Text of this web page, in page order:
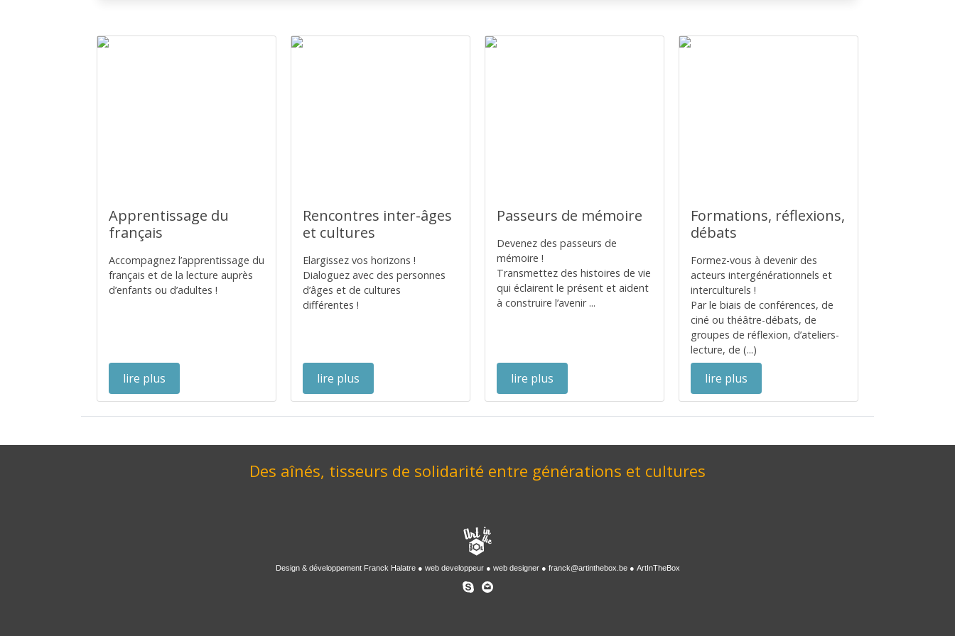
Apprentissage du
français
Accompagnez l’apprentissage du
français et de la lecture auprès
d’enfants ou d’adultes !
lire plus
Rencontres inter-âges
et cultures
Elargissez vos horizons !
Dialoguez avec des personnes
d’âges et de cultures
différentes !
lire plus
Passeurs de mémoire
Devenez des passeurs de
mémoire !
Transmettez des histoires de vie
qui éclairent le présent et aident
à construire l’avenir ...
lire plus
Formations, réflexions,
débats
Formez-vous à devenir des
acteurs intergénérationnels et
interculturels !
Par le biais de conférences, de
ciné ou théâtre-débats, de
groupes de réflexion, d’ateliers-
lecture, de (...)
lire plus
Des aînés, tisseurs de solidarité entre générations et cultures
Design & développement Franck Halatre web developpeur web designer franck@artinthebox.be ArtInTheBox